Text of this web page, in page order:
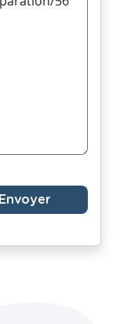
Envoyer